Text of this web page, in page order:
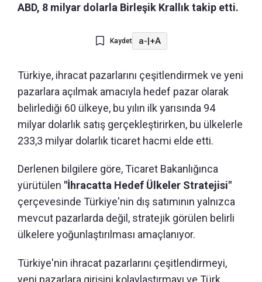
ABD, 8 milyar dolarla Birleşik Krallık takip etti.
Kaydet a-|+A
Türkiye, ihracat pazarlarını çeşitlendirmek ve yeni
pazarlara açılmak amacıyla hedef pazar olarak
belirlediği 60 ülkeye, bu yılın ilk yarısında 94
milyar dolarlık satış gerçekleştirirken, bu ülkelerle
233,3 milyar dolarlık ticaret hacmi elde etti.
Derlenen bilgilere göre, Ticaret Bakanlığınca
yürütülen "İhracatta Hedef Ülkeler Stratejisi"
çerçevesinde Türkiye'nin dış satımının yalnızca
mevcut pazarlarda değil, stratejik görülen belirli
ülkelere yoğunlaştırılması amaçlanıyor.
Türkiye'nin ihracat pazarlarını çeşitlendirmeyi,